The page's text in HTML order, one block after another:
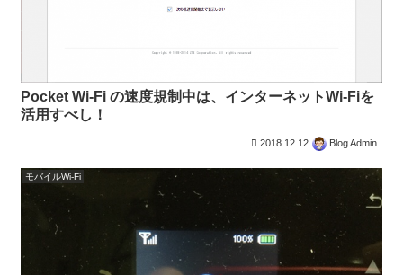
Pocket Wi-Fi の速度規制中は、インターネットWi-Fiを
活用すべし！
2018.12.12 Blog Admin
モバイルWi-Fi